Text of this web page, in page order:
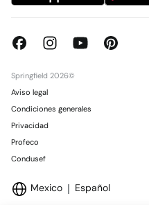
Springfield 2026©
Aviso legal
Condiciones generales
Privacidad
Profeco
Condusef
Mexico Español